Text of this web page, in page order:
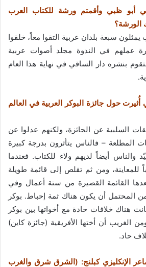
أبو ظبي وأقمتم ورشة للكتاب العرب
الورشة؟
سبعة بلدان عربية التقوا معاً، خلقوا
عملهم في الندوة مجلد أصوات عربية
الذي ستقوم بنشره دار الساقي في نهاية هذا العام
أُثيرت حول جائزة البوكر العربية في العالم
السلبية عن الجائزة، ولكنهم عدلوا عن
المطلعة – فالناس يتأثرون بدرجة كبيرة
والناس أيضاً لديهم ولاء للكتاب. فعندما
للمعاينة، ومن ثم تقلص إلى قائمة طويلة
القائمة القصيرة من ستة أعمال وفي
من المحتمل أن يكون هناك ثمة إحباط. بوكر
هناك خلافات حادة مع أخواتها بين بوكر
الغريب أن أختها الأفريقية (جائزة كاين)
حاد.
الإنكليزي كبلنج: (الشرق شرق والغرب